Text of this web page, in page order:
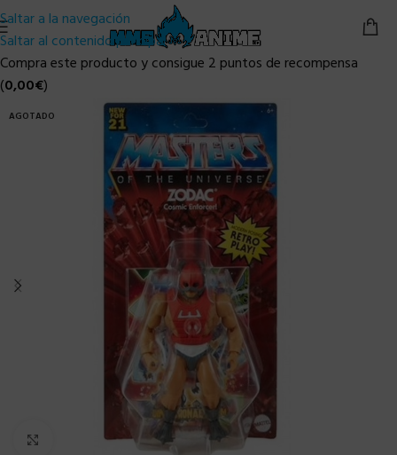
Saltar a la navegación
Saltar al contenido principal
Compra este producto y consigue 2 puntos de recompensa
(0,00€)
AGOTADO
Clic para ampliar